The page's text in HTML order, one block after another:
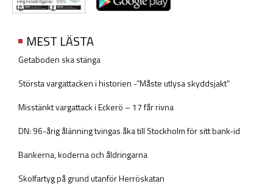
MEST LÄSTA
Getaboden ska stänga
Största vargattacken i historien -”Måste utlysa skyddsjakt”
Misstänkt vargattack i Eckerö – 17 får rivna
DN: 96-årig ålänning tvingas åka till Stockholm för sitt bank-id
Bankerna, koderna och åldringarna
Skolfartyg på grund utanför Herröskatan